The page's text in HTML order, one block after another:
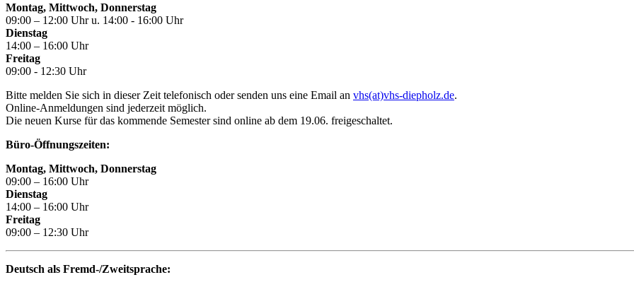
Montag, Mittwoch, Donnerstag
09:00 – 12:00 Uhr u. 14:00 - 16:00 Uhr
Dienstag
14:00 – 16:00 Uhr
Freitag
09:00 - 12:30 Uhr
Bitte melden Sie sich in dieser Zeit telefonisch oder senden uns eine Email an vhs(at)vhs-diepholz.de.
Online-Anmeldungen sind jederzeit möglich.
Die neuen Kurse für das kommende Semester sind online ab dem 19.06. freigeschaltet.
Büro-Öffnungszeiten:
Montag, Mittwoch, Donnerstag
09:00 – 16:00 Uhr
Dienstag
14:00 – 16:00 Uhr
Freitag
09:00 – 12:30 Uhr
Deutsch als Fremd-/Zweitsprache: